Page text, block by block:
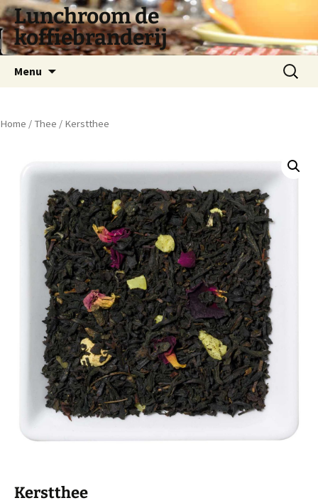
Lunchroom de
koffiebranderij
Menu
Zoeken
naar:
Home / Thee / Kerstthee
Kerstthee